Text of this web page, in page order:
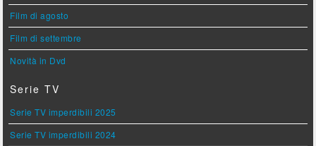
Film di agosto
Film di settembre
Novità in Dvd
Serie TV
Serie TV imperdibili 2025
Serie TV imperdibili 2024